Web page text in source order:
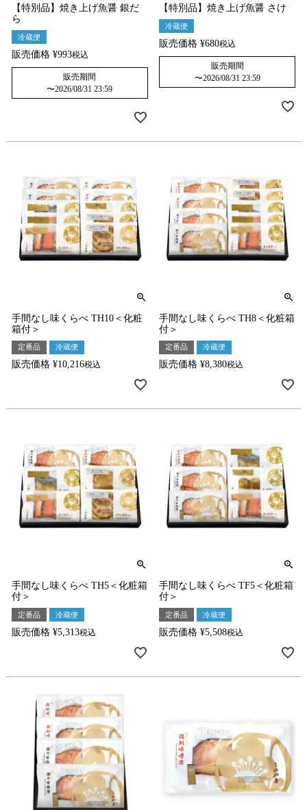
【特別品】焼き上げ魚醤 銀だ
ら
冷蔵便
販売価格 ¥993税込
販売期間
〜2026/08/31 23:59
【特別品】焼き上げ魚醤 さけ
冷蔵便
販売価格 ¥680税込
販売期間
〜2026/08/31 23:59
手間なし味くらべ TH10＜化粧
箱付＞
定番品 冷蔵便
販売価格 ¥10,216税込
手間なし味くらべ TH8＜化粧箱
付＞
定番品 冷蔵便
販売価格 ¥8,380税込
手間なし味くらべ TH5＜化粧箱
付＞
定番品 冷蔵便
販売価格 ¥5,313税込
手間なし味くらべ TF5＜化粧箱
付＞
定番品 冷蔵便
販売価格 ¥5,508税込